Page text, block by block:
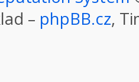
– phpBB.cz,